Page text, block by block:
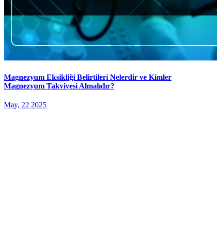
Magnezyum Eksikliği Belirtileri Nelerdir ve Kimler
Magnezyum Takviyesi Almalıdır?
May, 22 2025